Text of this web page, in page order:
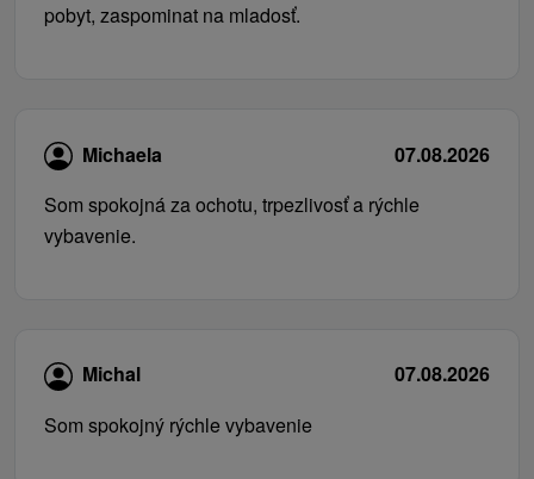
pobyt, zaspominat na mladosť.
Michaela
07.08.2026
Som spokojná za ochotu, trpezlivosť a rýchle
vybavenie.
Michal
07.08.2026
Som spokojný rýchle vybavenie